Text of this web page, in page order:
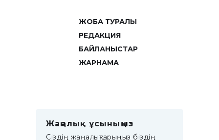
ЖОБА ТУРАЛЫ
РЕДАКЦИЯ
БАЙЛАНЫСТАР
ЖАРНАМА
Жаңалық ұсыныңыз
Сіздің жаңалықтарыңыз біздің